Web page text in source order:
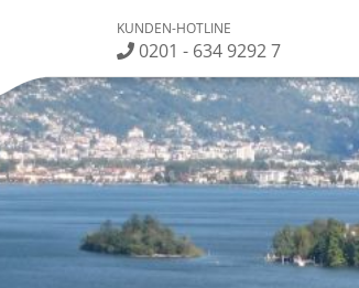
KUNDEN-HOTLINE
0201 - 634 9292 7